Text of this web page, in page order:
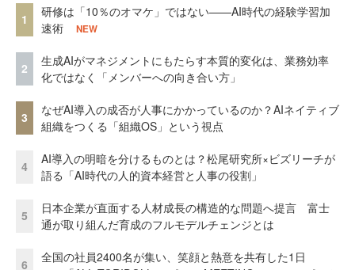
1
研修は「10％のオマケ」ではない——AI時代の経験学習加
速術
NEW
2
生成AIがマネジメントにもたらす本質的変化は、業務効率
化ではなく「メンバーへの向き合い方」
3
なぜAI導入の成否が人事にかかっているのか？AIネイティブ
組織をつくる「組織OS」という視点
4
AI導入の明暗を分けるものとは？松尾研究所×ビズリーチが
語る「AI時代の人的資本経営と人事の役割」
5
日本企業が直面する人材成長の構造的な問題へ提言 富士
通が取り組んだ育成のフルモデルチェンジとは
6
全国の社員2400名が集い、笑顔と熱意を共有した1日